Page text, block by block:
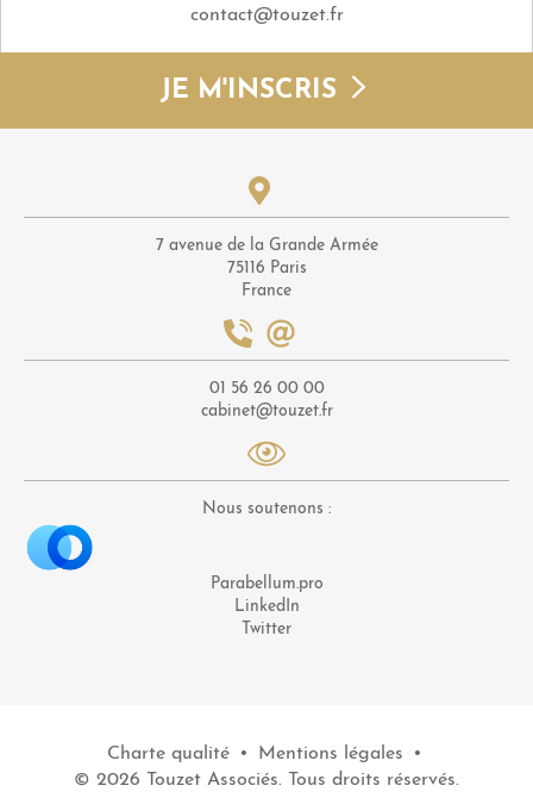
contact@touzet.fr
JE M'INSCRIS
7 avenue de la Grande Armée
75116 Paris
France
01 56 26 00 00
cabinet@touzet.fr
Nous soutenons :
Parabellum.pro
LinkedIn
Twitter
Charte qualité • Mentions légales
•
© 2026 Touzet Associés. Tous droits réservés.